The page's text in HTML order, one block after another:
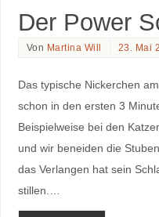
Der Power
Von Martina Will 23. Mai
Das typische Nickerchen
schon in den ersten 3
Beispielweise bei den
und wir beneiden die
das Verlangen hat sein
stillen.…